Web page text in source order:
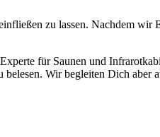
zu lassen. Nachdem wir
für Saunen und
Wir begleiten Dich aber